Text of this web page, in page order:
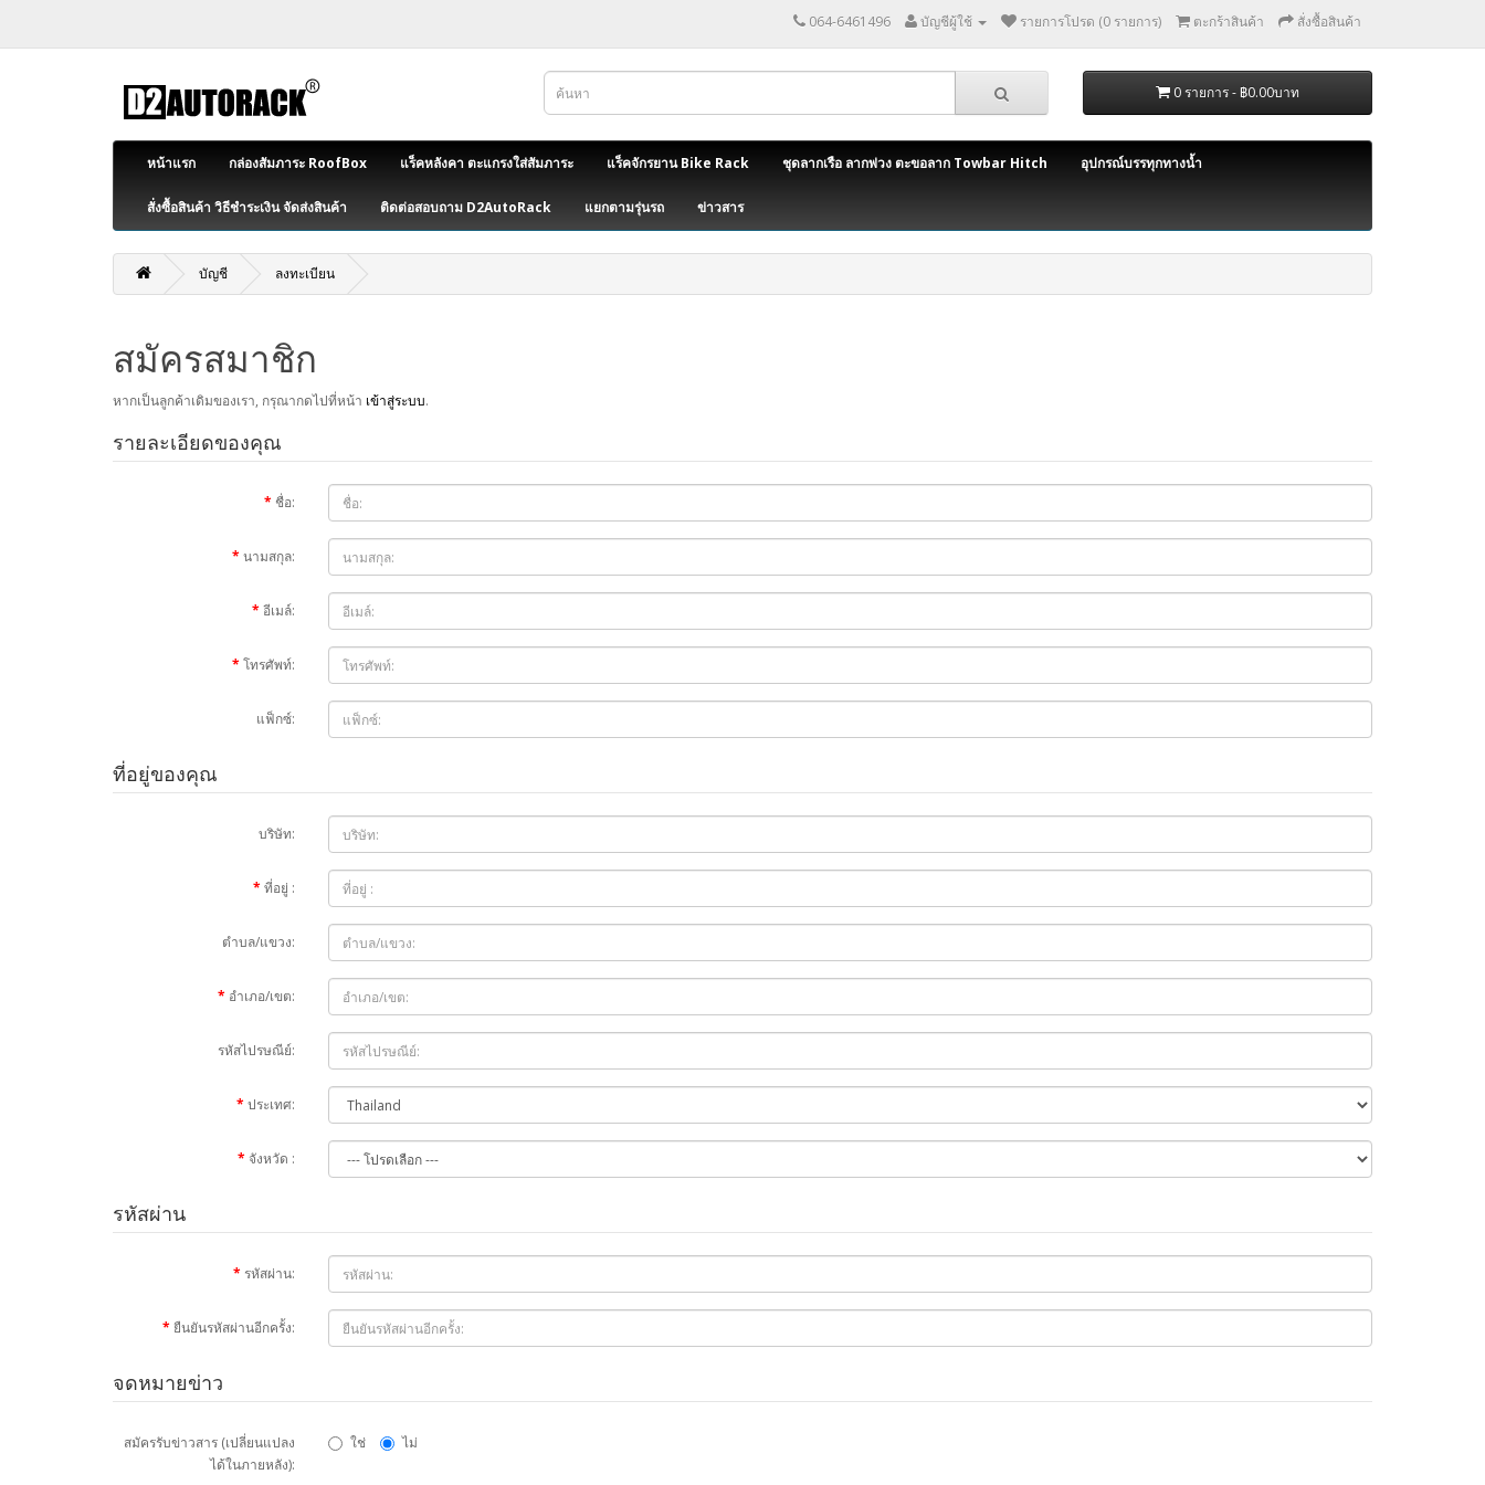
064-6461496 บัญชีผู้ใช้ รายการโปรด (0 รายการ) ตะกร้าสินค้า สั่งซื้อสินค้า
0 รายการ - ฿0.00บาท
หน้าแรก กล่องสัมภาระ RoofBox แร็คหลังคา ตะแกรงใส่สัมภาระ แร็คจักรยาน Bike Rack ชุดลากเรือ ลากพ่วง ตะขอลาก Towbar Hitch อุปกรณ์บรรทุกทางน้ำ
สั่งซื้อสินค้า วิธีชำระเงิน จัดส่งสินค้า ติดต่อสอบถาม D2AutoRack แยกตามรุ่นรถ ข่าวสาร
บัญชี ลงทะเบียน
สมัครสมาชิก
หากเป็นลูกค้าเดิมของเรา, กรุณากดไปที่หน้า เข้าสู่ระบบ.
รายละเอียดของคุณ
ชื่อ:
นามสกุล:
อีเมล์:
โทรศัพท์:
แฟ็กซ์:
ที่อยู่ของคุณ
บริษัท:
ที่อยู่ :
ตำบล/แขวง:
อำเภอ/เขต:
รหัสไปรษณีย์:
ประเทศ:
จังหวัด :
รหัสผ่าน
รหัสผ่าน:
ยืนยันรหัสผ่านอีกครั้ง:
จดหมายข่าว
สมัครรับข่าวสาร (เปลี่ยนแปลง
ได้ในภายหลัง):
ใช่ ไม่